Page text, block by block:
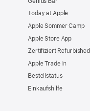
Today at Apple
Apple Sommer Camp
Apple Store App
Zertifiziert Refurbished
Apple Trade In
Bestellstatus
Einkaufshilfe